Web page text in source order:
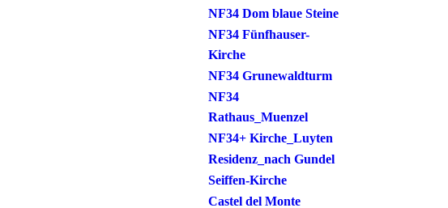
NF34 Dom blaue Steine
NF34 Fünfhauser-
Kirche
NF34 Grunewaldturm
NF34
Rathaus_Muenzel
NF34+ Kirche_Luyten
Residenz_nach Gundel
Seiffen-Kirche
Castel del Monte